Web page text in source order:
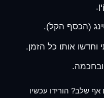
(הכסף הקל).
וחדשו אותו כל הזמן.
ובחכמה.
אף שלב? הורידו עכשיו